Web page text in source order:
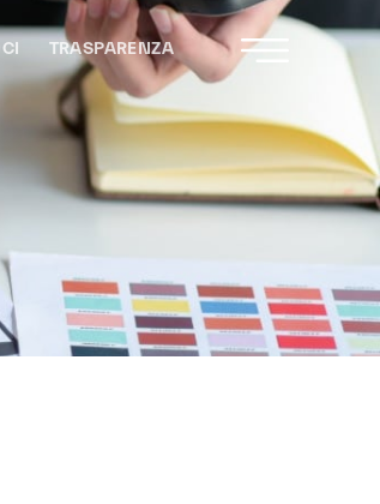
TRASPARENZA